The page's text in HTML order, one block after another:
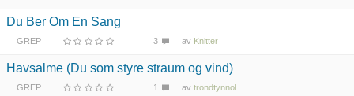
Du Ber Om En Sang
GREP 3 av Knitter
Havsalme (Du som styre straum og vind)
GREP 1 av trondtynnol